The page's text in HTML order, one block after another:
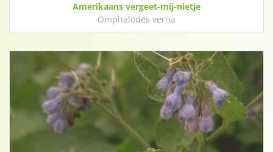
Amerikaans vergeet-mij-nietje
Omphalodes verna